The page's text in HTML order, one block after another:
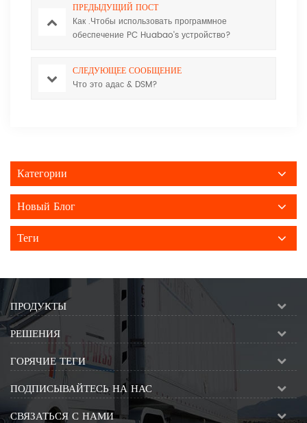
ПРЕДЫДУЩИЙ ПОСТ
Как .Чтобы использовать программное
обеспечение PC Huabao's устройство?
СЛЕДУЮЩЕЕ СООБЩЕНИЕ
Что это адас & DSM?
Категории
Новый Блог
Теги
ПРОДУКТЫ
РЕШЕНИЯ
ГОРЯЧИЕ ТЕГИ
ПОДПИСЫВАЙТЕСЬ НА НАС
СВЯЗАТЬСЯ С НАМИ